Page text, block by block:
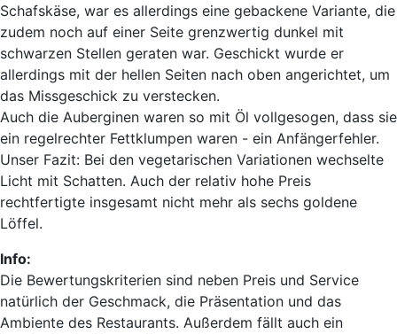
Schafskäse, war es allerdings eine gebackene Variante, die
zudem noch auf einer Seite grenzwertig dunkel mit
schwarzen Stellen geraten war. Geschickt wurde er
allerdings mit der hellen Seiten nach oben angerichtet, um
das Missgeschick zu verstecken.
Auch die Auberginen waren so mit Öl vollgesogen, dass sie
ein regelrechter Fettklumpen waren - ein Anfängerfehler.
Unser Fazit: Bei den vegetarischen Variationen wechselte
Licht mit Schatten. Auch der relativ hohe Preis
rechtfertigte insgesamt nicht mehr als sechs goldene
Löffel.
Info:
Die Bewertungskriterien sind neben Preis und Service
natürlich der Geschmack, die Präsentation und das
Ambiente des Restaurants. Außerdem fällt auch ein